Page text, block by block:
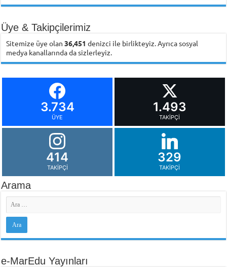
Üye & Takipçilerimiz
Sitemize üye olan36,451 denizci ile birlikteyiz. Ayrıca sosyal
medya kanallarında da sizlerleyiz.
3.734
ÜYE
1.493
TAKIPÇI
414
TAKIPÇI
329
TAKIPÇI
Arama
e-MarEdu Yayınları